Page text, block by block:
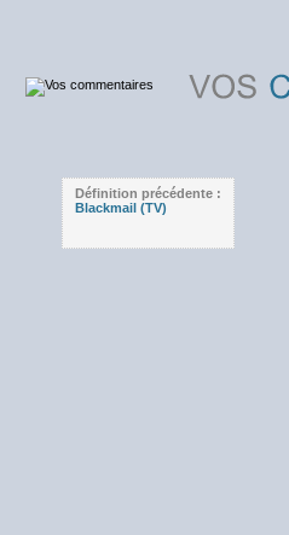
Définition précédente :
Blackmail (TV)